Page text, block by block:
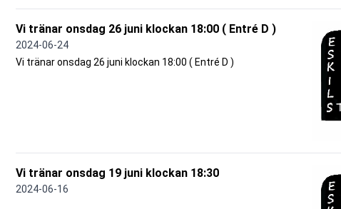
Vi tränar onsdag 26 juni klockan 18:00 ( Entré D )
2024-06-24
Vi tränar onsdag 26 juni klockan 18:00 ( Entré D )
Vi tränar onsdag 19 juni klockan 18:30
2024-06-16